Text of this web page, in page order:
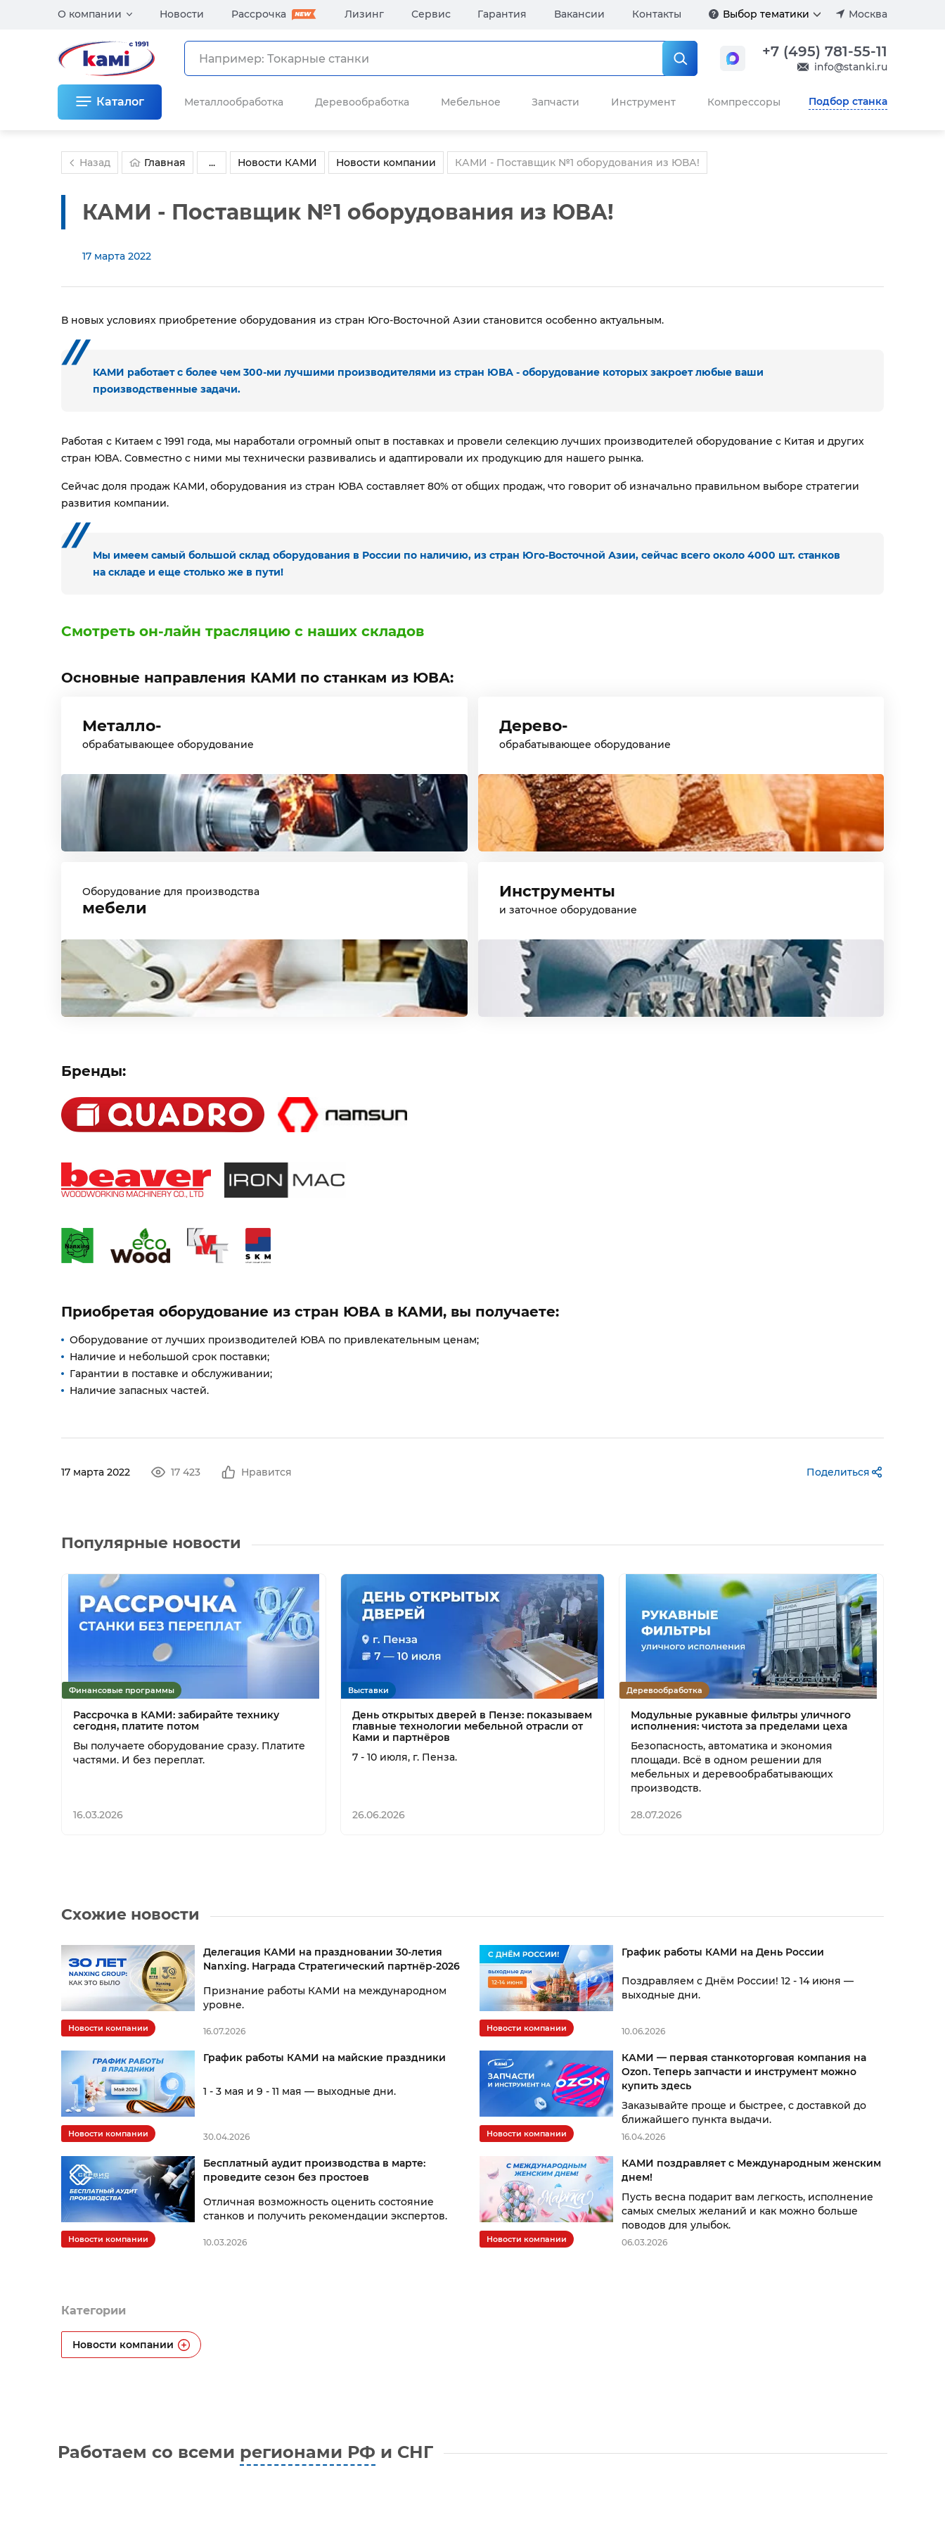
О компании Новости Рассрочка Лизинг Сервис Гарантия Вакансии Контакты Выбор тематики Москва
+7 (495) 781-55-11
info@stanki.ru
Каталог Металлообработка Деревообработка Мебельное Запчасти Инструмент Компрессоры Подбор станка
Назад Главная Новости КАМИ Новости компании
... КАМИ - Поставщик №1 оборудования из ЮВА!
КАМИ - Поставщик №1 оборудования из ЮВА!
17 марта 2022
В новых условиях приобретение оборудования из стран Юго-Восточной Азии становится особенно актуальным.
КАМИ работает с более чем 300-ми лучшими производителями из стран ЮВА - оборудование которых закроет любые ваши
производственные задачи.
Работая с Китаем с 1991 года, мы наработали огромный опыт в поставках и провели селекцию лучших производителей оборудование с Китая и других
стран ЮВА. Совместно с ними мы технически развивались и адаптировали их продукцию для нашего рынка.
Сейчас доля продаж КАМИ, оборудования из стран ЮВА составляет 80% от общих продаж, что говорит об изначально правильном выборе стратегии
развития компании.
Мы имеем самый большой склад оборудования в России по наличию, из стран Юго-Восточной Азии, сейчас всего около 4000 шт. станков
на складе и еще столько же в пути!
Смотреть он-лайн трасляцию с наших складов
Основные направления КАМИ по станкам из ЮВА:
Металло-
обрабатывающее оборудование
Дерево-
обрабатывающее оборудование
Оборудование для производства
мебели
Инструменты
и заточное оборудование
Бренды:
Приобретая оборудование из стран ЮВА в КАМИ, вы получаете:
Оборудование от лучших производителей ЮВА по привлекательным ценам;
Наличие и небольшой срок поставки;
Гарантии в поставке и обслуживании;
Наличие запасных частей.
17 марта 2022 17 423 Нравится Поделиться
Популярные новости
Финансовые программы
Рассрочка в КАМИ: забирайте технику
сегодня, платите потом
Вы получаете оборудование сразу. Платите
частями. И без переплат.
16.03.2026
Выставки
День открытых дверей в Пензе: показываем
главные технологии мебельной отрасли от
Ками и партнёров
7 - 10 июля, г. Пенза.
26.06.2026
Деревообработка
Модульные рукавные фильтры уличного
исполнения: чистота за пределами цеха
Безопасность, автоматика и экономия
площади. Всё в одном решении для
мебельных и деревообрабатывающих
производств.
28.07.2026
Схожие новости
Новости компании
Делегация КАМИ на праздновании 30-летия
Nanxing. Награда Стратегический партнёр-2026
Признание работы КАМИ на международном
уровне.
16.07.2026 Новости компании
График работы КАМИ на День России
Поздравляем с Днём России! 12 - 14 июня —
выходные дни.
10.06.2026
Новости компании
График работы КАМИ на майские праздники
1 - 3 мая и 9 - 11 мая — выходные дни.
30.04.2026 Новости компании
КАМИ — первая станкоторговая компания на
Ozon. Теперь запчасти и инструмент можно
купить здесь
Заказывайте проще и быстрее, с доставкой до
ближайшего пункта выдачи.
16.04.2026
Новости компании
Бесплатный аудит производства в марте:
проведите сезон без простоев
Отличная возможность оценить состояние
станков и получить рекомендации экспертов.
10.03.2026 Новости компании
КАМИ поздравляет с Международным женским
днем!
Пусть весна подарит вам легкость, исполнение
самых смелых желаний и как можно больше
поводов для улыбок.
06.03.2026
Категории
Новости компании
Работаем со всеми регионами РФ и СНГ